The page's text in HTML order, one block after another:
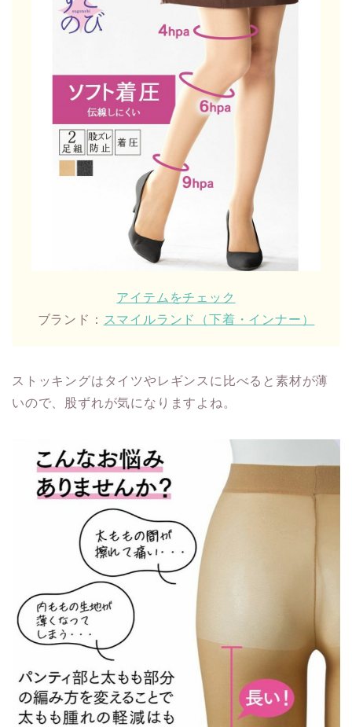
アイテムをチェック
ブランド： スマイルランド（下着・インナー）
ストッキングはタイツやレギンスに比べると素材が薄
いので、股ずれが気になりますよね。